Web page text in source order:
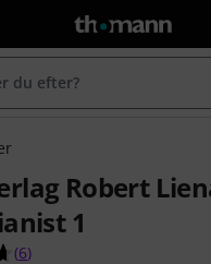
Robert
1
4.7 ud af 5 stjerner fra 6
(6)